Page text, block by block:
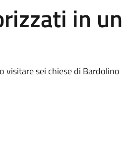
in un
visitare sei chiese di Bardolino